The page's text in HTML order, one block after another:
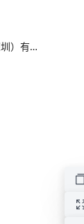
伟思德鲁管理咨询（深圳）有限公司介绍企业发展分析报告